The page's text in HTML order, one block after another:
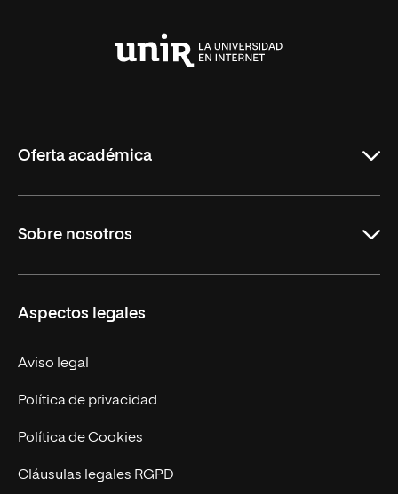
Oferta académica
Maestrías
Educación Continuada
Sobre nosotros
Trabaja en UNIR
Actualidad
Contacto
Aspectos legales
Aviso legal
Política de privacidad
Política de Cookies
Cláusulas legales RGPD